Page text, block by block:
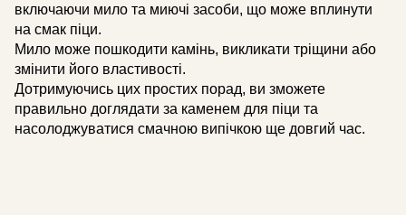
включаючи мило та миючі засоби, що може вплинути
на смак піци.
Мило може пошкодити камінь, викликати тріщини або
змінити його властивості.
Дотримуючись цих простих порад, ви зможете
правильно доглядати за каменем для піци та
насолоджуватися смачною випічкою ще довгий час.